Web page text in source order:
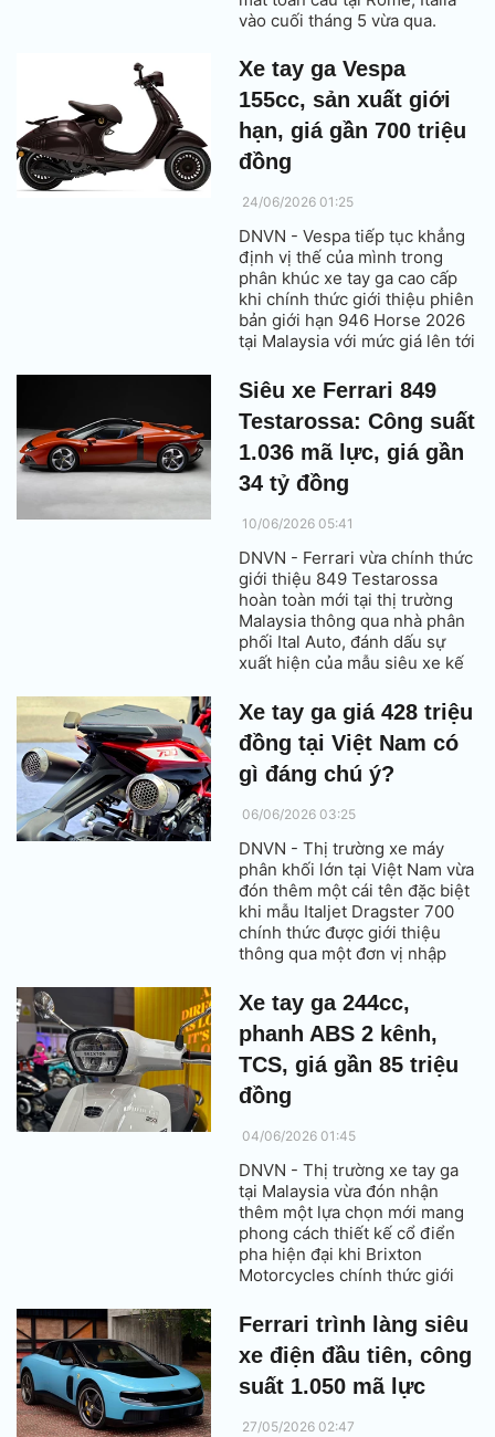
vào cuối tháng 5 vừa qua.
Xe tay ga Vespa
155cc, sản xuất giới
hạn, giá gần 700 triệu
đồng
24/06/2026 01:25
DNVN - Vespa tiếp tục khẳng
định vị thế của mình trong
phân khúc xe tay ga cao cấp
khi chính thức giới thiệu phiên
bản giới hạn 946 Horse 2026
tại Malaysia với mức giá lên tới
692,94 triệu đồng).
Siêu xe Ferrari 849
Testarossa: Công suất
1.036 mã lực, giá gần
34 tỷ đồng
10/06/2026 05:41
DNVN - Ferrari vừa chính thức
giới thiệu 849 Testarossa
hoàn toàn mới tại thị trường
Malaysia thông qua nhà phân
phối Ital Auto, đánh dấu sự
xuất hiện của mẫu siêu xe kế
tại khu vực Đông Nam Á.
Xe tay ga giá 428 triệu
đồng tại Việt Nam có
gì đáng chú ý?
06/06/2026 03:25
DNVN - Thị trường xe máy
phân khối lớn tại Việt Nam vừa
đón thêm một cái tên đặc biệt
khi mẫu Italjet Dragster 700
chính thức được giới thiệu
thông qua một đơn vị nhập
Xe tay ga 244cc,
phanh ABS 2 kênh,
TCS, giá gần 85 triệu
đồng
04/06/2026 01:45
DNVN - Thị trường xe tay ga
tại Malaysia vừa đón nhận
thêm một lựa chọn mới mang
phong cách thiết kế cổ điển
pha hiện đại khi Brixton
Motorcycles chính thức giới
Ferrari trình làng siêu
xe điện đầu tiên, công
suất 1.050 mã lực
27/05/2026 02:47